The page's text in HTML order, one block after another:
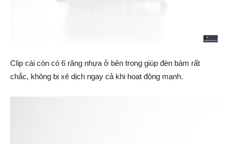
Clip cài còn có 6 răng nhựa ở bên trong giúp đèn bám rất
chắc, không bị xê dịch ngay cả khi hoạt động mạnh.